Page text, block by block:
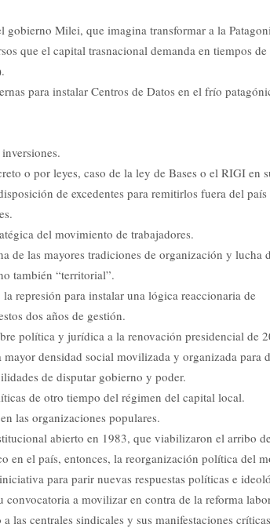
Milei, que imagina transformar a la
que el capital trasnacional demanda en tiempos
para instalar Centros de Datos en el frío
o por leyes, caso de la ley de Bases o el RIGI en
de excedentes para remitirlos fuera del
del movimiento de trabajadores.
de las mayores tradiciones de organización y lucha
también “territorial”.
represión para instalar una lógica reaccionaria de
dos años de gestión.
política y jurídica a la renovación presidencial de
densidad social movilizada y organizada para
de disputar gobierno y poder.
de otro tiempo del régimen del capital local.
las organizaciones populares.
abierto en 1983, que viabilizaron el arribo
en el país, entonces, la reorganización política del
para parir nuevas respuestas políticas e
a movilizar en contra de la reforma
las centrales sindicales y sus manifestaciones